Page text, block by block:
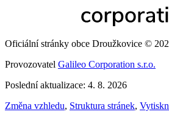
Oficiální stránky obce Droužkovice ©
Provozovatel Galileo Corporation s.r.o.
Poslední aktualizace: 4. 8. 2026
Změna vzhledu, Struktura stránek,